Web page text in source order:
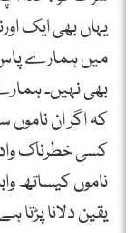
یہاں بھی ایک
میں ہمارے پاس
بھی نہیں۔
کہ اگر ان ناموں
کسی خطرناک
ناموں کیساتھ
یقین دلانا